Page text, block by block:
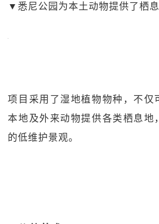
▼悉尼公园为本土动物提供了栖
项目采用了湿地植物物种，不仅
本地及外来动物提供各类栖息地
的低维护景观。